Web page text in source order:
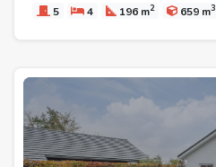
5 4 196 m2 659 m3